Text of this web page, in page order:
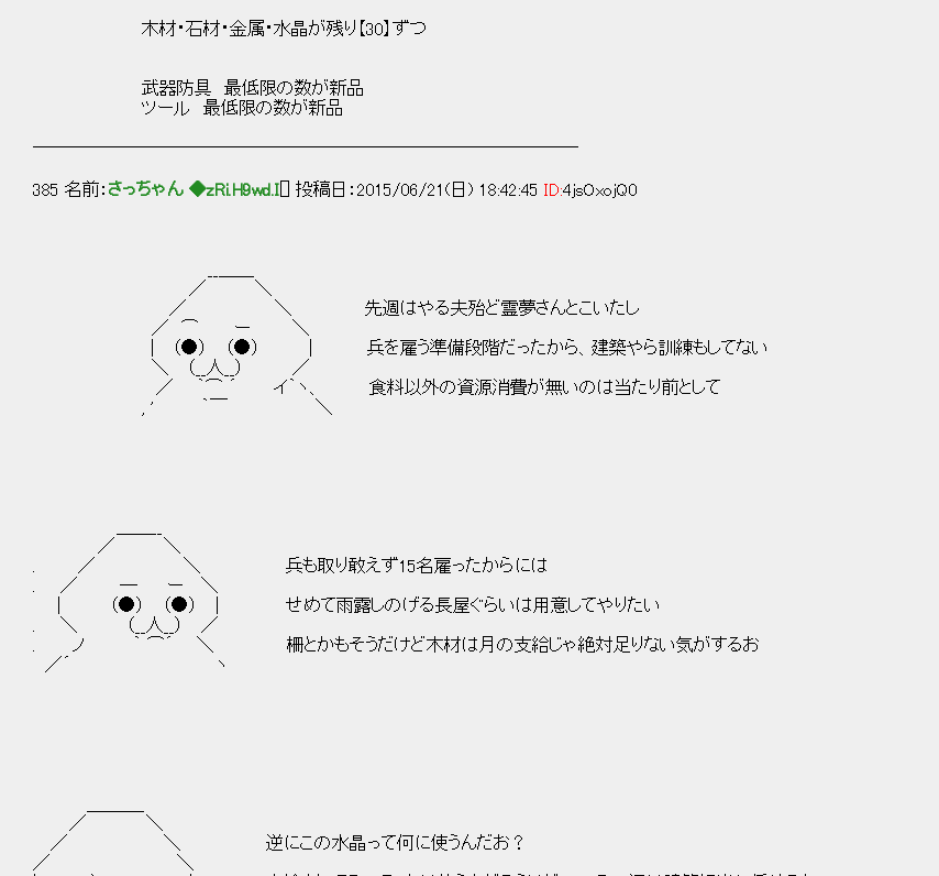
木材・石材・金属・水晶が残り【30】ずつ
武器防具 最低限の数が新品
ツール 最低限の数が新品
───────────────────────────────
385 名前： さっちゃん ◆zRi.H9wd.I [] 投稿日：2015/06/21(日) 18:42:45 ID:4jsOxojQ0
／ ＼
／ ＼ 先週はやる夫殆ど霊夢さんとこいたし
／ ⌒ ー ＼
| （●） （●） | 兵を雇う準備段階だったから、建築やら訓練もしてない
＼ （__人__） ／
／ ｀⌒ ´ イ｀ヽ、 食料以外の資源消費が無いのは当たり前として
, ' ｀￣ ＼
／ ＼
. ／ ＼ 兵も取り敢えず15名雇ったからには
. ／ ― ー ＼
| （●） （●） | せめて雨露しのげる長屋ぐらいは用意してやりたい
. ＼ （__人__） ／
. ノ ｀ ⌒´ ＼ 柵とかもそうだけど木材は月の支給じゃ絶対足りない気がするお
／´ ヽ
／ ＼
／ ＼ 逆にこの水晶って何に使うんだお？
／ ＼